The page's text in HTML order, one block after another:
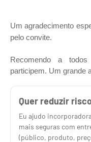
Um agradecimento
pelo convite.
Recomendo a
participem. Um grande
Quer reduzir
Eu ajudo
mais seguras com
(público, produto,